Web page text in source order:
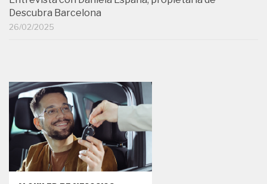
Descubra Barcelona
26/02/2025